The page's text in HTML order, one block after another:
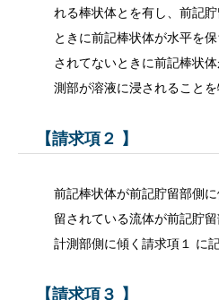
れる棒状体とを有し、前記
ときに前記棒状体が水平を
されてないときに前記棒状
測部が溶液に浸されることを
【請求項２ 】
前記棒状体が前記貯留部側
留されている流体が前記貯
計測部側に傾く請求項１ に
【請求項３ 】